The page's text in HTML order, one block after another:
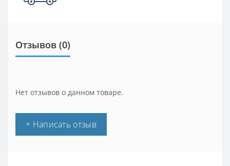
Отзывов (0)
Нет отзывов о данном товаре.
+ Написать отзыв